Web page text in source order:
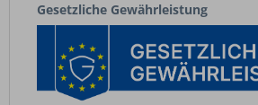
Gesetzliche Gewährleistung